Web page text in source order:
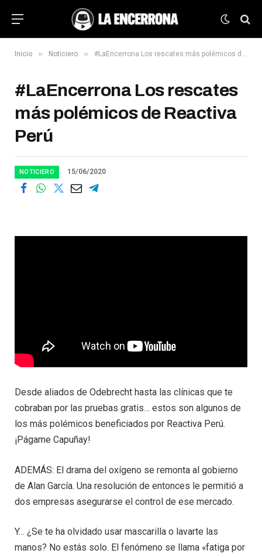
Inicio » Noticiero » #LaEncerrona Los rescates más polémicos de Reactiva Perú
#LaEncerrona Los rescates
más polémicos de Reactiva
Perú
NOTICIERO 15/06/2020
Desde aliados de Odebrecht hasta las clínicas que te
cobraban por las pruebas gratis… estos son algunos de
los más polémicos beneficiados por Reactiva Perú.
¡Págame Capuñay!
ADEMÁS: El drama del oxígeno se remonta al gobierno
de Alan García. Una resolución de entonces le permitió a
dos empresas asegurarse el control de ese mercado.
Y… ¿Se te ha olvidado usar mascarilla o lavarte las
manos? No estás solo. El fenómeno se llama «fatiga por